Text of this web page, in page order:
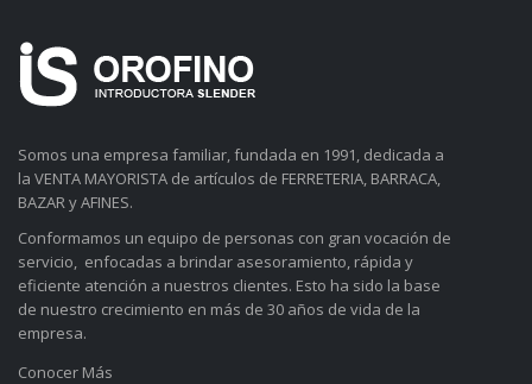
Somos una empresa familiar, fundada en 1991, dedicada a
la VENTA MAYORISTA de artículos de FERRETERIA, BARRACA,
BAZAR y AFINES.
Conformamos un equipo de personas con gran vocación de
servicio, enfocadas a brindar asesoramiento, rápida y
eficiente atención a nuestros clientes. Esto ha sido la base
de nuestro crecimiento en más de 30 años de vida de la
empresa.
Conocer Más